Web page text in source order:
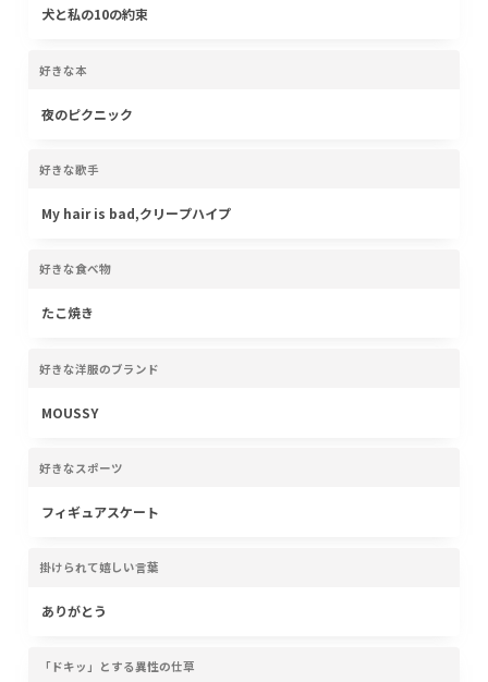
犬と私の10の約束
好きな本
夜のピクニック
好きな歌手
My hair is bad,クリープハイプ
好きな食べ物
たこ焼き
好きな洋服のブランド
MOUSSY
好きなスポーツ
フィギュアスケート
掛けられて嬉しい言葉
ありがとう
「ドキッ」とする異性の仕草